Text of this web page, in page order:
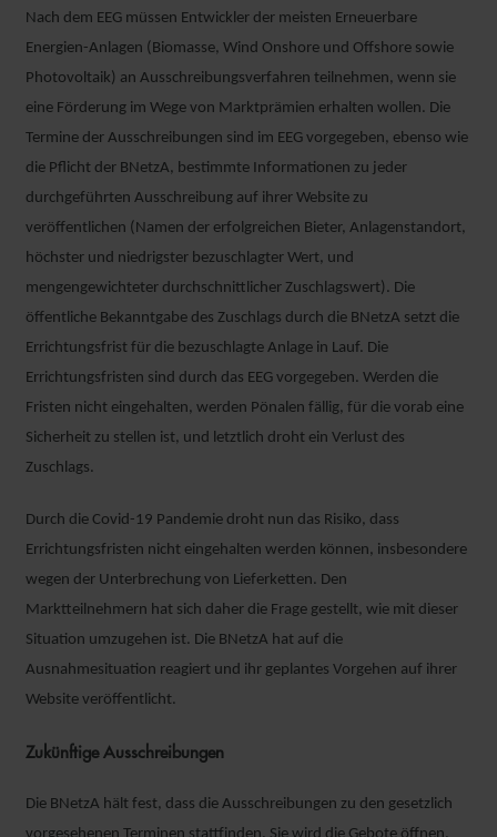
Nach dem EEG müssen Entwickler der meisten Erneuerbare
Energien-Anlagen (Biomasse, Wind Onshore und Offshore sowie
Photovoltaik) an Ausschreibungsverfahren teilnehmen, wenn sie
eine Förderung im Wege von Marktprämien erhalten wollen. Die
Termine der Ausschreibungen sind im EEG vorgegeben, ebenso wie
die Pflicht der BNetzA, bestimmte Informationen zu jeder
durchgeführten Ausschreibung auf ihrer Website zu
veröffentlichen (Namen der erfolgreichen Bieter, Anlagenstandort,
höchster und niedrigster bezuschlagter Wert, und
mengengewichteter durchschnittlicher Zuschlagswert). Die
öffentliche Bekanntgabe des Zuschlags durch die BNetzA setzt die
Errichtungsfrist für die bezuschlagte Anlage in Lauf. Die
Errichtungsfristen sind durch das EEG vorgegeben. Werden die
Fristen nicht eingehalten, werden Pönalen fällig, für die vorab eine
Sicherheit zu stellen ist, und letztlich droht ein Verlust des
Zuschlags.
Durch die Covid-19 Pandemie droht nun das Risiko, dass
Errichtungsfristen nicht eingehalten werden können, insbesondere
wegen der Unterbrechung von Lieferketten. Den
Marktteilnehmern hat sich daher die Frage gestellt, wie mit dieser
Situation umzugehen ist. Die BNetzA hat auf die
Ausnahmesituation reagiert und ihr geplantes Vorgehen auf ihrer
Website veröffentlicht.
Zukünftige Ausschreibungen
Die BNetzA hält fest, dass die Ausschreibungen zu den gesetzlich